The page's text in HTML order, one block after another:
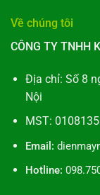
Về chúng tôi
CÔNG TY TNHH
Địa chỉ: Số 8
Nội
MST:
Email:
Hotline: